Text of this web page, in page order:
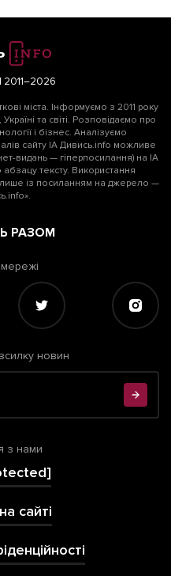
2011–2026
міста. Інформуємо з 2011 року
та світі. Розповідаємо про
і бізнес. Аналізуємо
сайту ІА Дивись.info можливе
видань — гіперпосилання) на ІА
тексту. Використання
лише із посиланням на джерело —
РАЗОМ
новин
з нами
сайті